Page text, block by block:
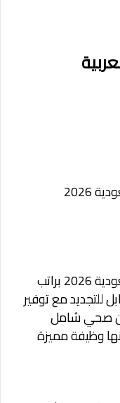
براتب
للتجديد مع توفير
صحي شامل
وظيفة مميزة